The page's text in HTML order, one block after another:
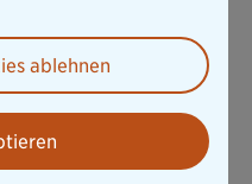
zwischen
einer lebenslangen
ermöglicht es
zu tätigen oder
ablehnen